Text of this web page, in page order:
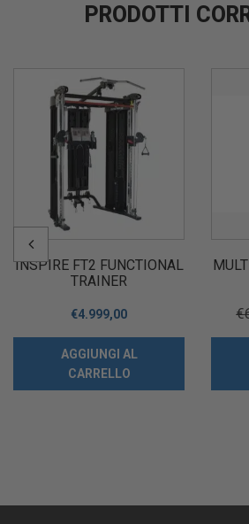
PRODOTTI
INSPIRE FT2 FUNCTIONAL
TRAINER
€4.999,00
AGGIUNGI AL
CARRELLO
€